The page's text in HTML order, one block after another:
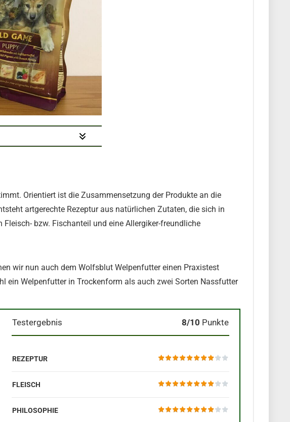
Orientiert ist die Zusammensetzung der Produkte an die
artgerechte Rezeptur aus natürlichen Zutaten, die sich in
bzw. Fischanteil und eine Allergiker-freundliche
wir nun auch dem Wolfsblut Welpenfutter einen Praxistest
ein Welpenfutter in Trockenform als auch zwei Sorten Nassfutter
Testergebnis 8/10 Punkte
REZEPTUR
FLEISCH
PHILOSOPHIE